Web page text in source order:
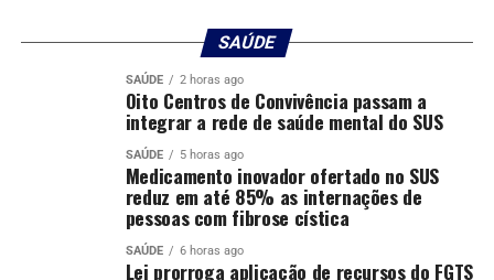
PF instaurará inquérito para investigar ataque a
assentamento do MST
SAÚDE
SAÚDE 2 horas ago
Oito Centros de Convivência passam a
integrar a rede de saúde mental do SUS
SAÚDE 5 horas ago
Medicamento inovador ofertado no SUS
reduz em até 85% as internações de
pessoas com fibrose cística
SAÚDE 6 horas ago
Lei prorroga aplicação de recursos do FGTS